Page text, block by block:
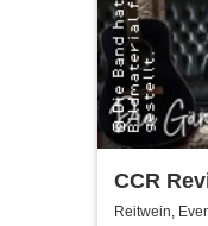
CCR
Reitwein,